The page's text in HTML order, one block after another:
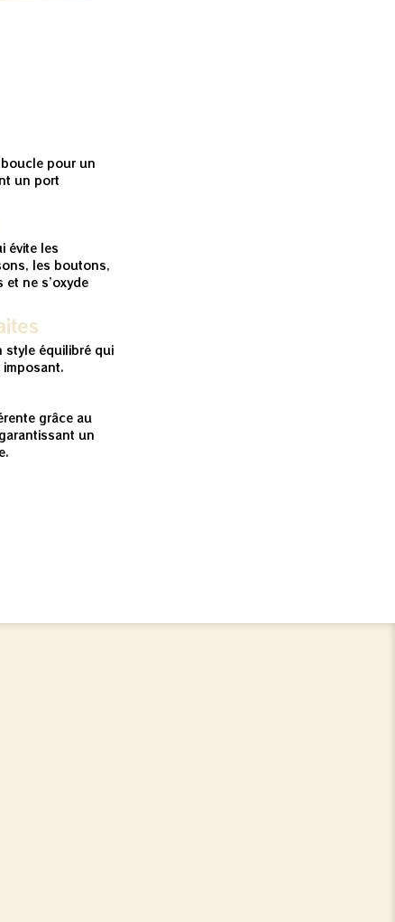
pour un
un port
évite les
les boutons,
et ne s’oxyde
style équilibré qui
grâce au
un